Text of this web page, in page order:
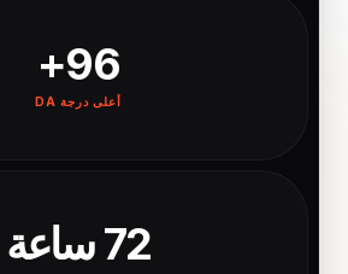
96+
أعلى درجة DA
72 ساعة